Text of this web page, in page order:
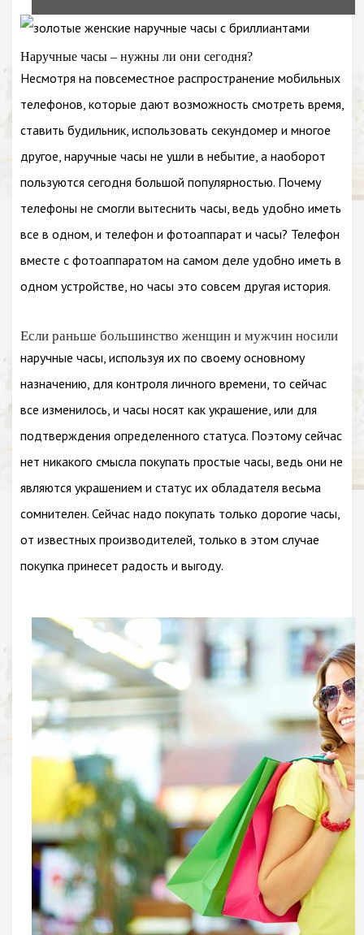
Наручные часы – нужны ли они сегодня?
Несмотря на повсеместное распространение мобильных
телефонов, которые дают возможность смотреть время,
ставить будильник, использовать секундомер и многое
другое, наручные часы не ушли в небытие, а наоборот
пользуются сегодня большой популярностью. Почему
телефоны не смогли вытеснить часы, ведь удобно иметь
все в одном, и телефон и фотоаппарат и часы? Телефон
вместе с фотоаппаратом на самом деле удобно иметь в
одном устройстве, но часы это совсем другая история.
Если раньше большинство женщин и мужчин носили
наручные часы, используя их по своему основному
назначению, для контроля личного времени, то сейчас
все изменилось, и часы носят как украшение, или для
подтверждения определенного статуса. Поэтому сейчас
нет никакого смысла покупать простые часы, ведь они не
являются украшением и статус их обладателя весьма
сомнителен. Сейчас надо покупать только дорогие часы,
от известных производителей, только в этом случае
покупка принесет радость и выгоду.